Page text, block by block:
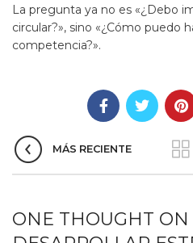
La pregunta ya no es «¿Debo
circular?», sino «¿Cómo puedo
competencia?».
MÁS RECIENTE
ONE THOUGHT ON